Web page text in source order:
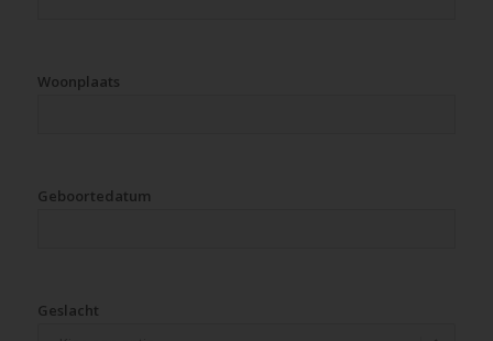
Woonplaats
Geboortedatum
Geslacht